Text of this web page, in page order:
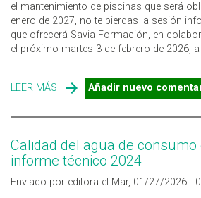
el mantenimiento de piscinas que será
enero de 2027, no te pierdas la sesión
que ofrecerá Savia Formación, en
el próximo martes 3 de febrero de 2026,
LEER MÁS SOBRE SESIÓN INFORMATIVA
FORMACIÓN PARA EL
Añadir nuevo
Calidad del agua de consumo
informe técnico 2024
Enviado por editora el Mar, 01/27/2026 -